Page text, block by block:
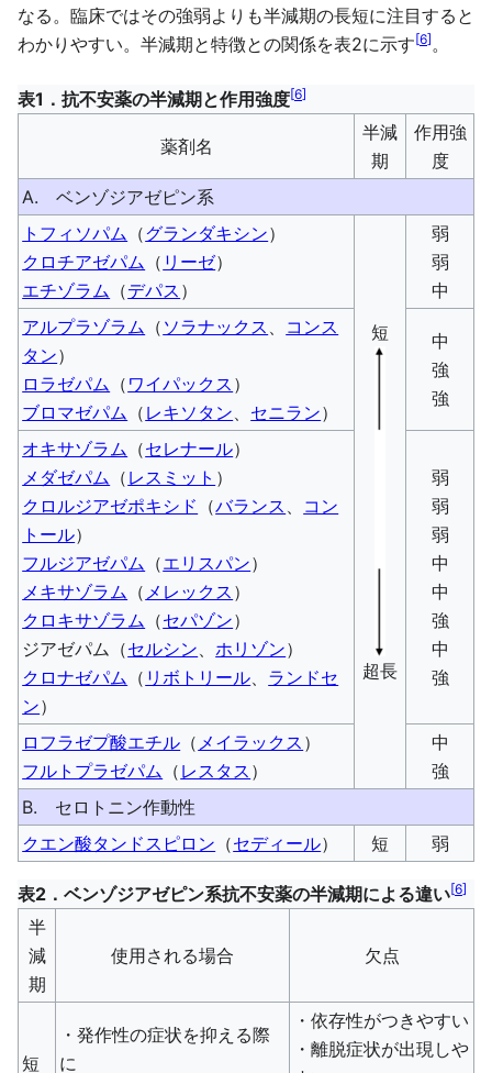
なる。臨床ではその強弱よりも半減期の長短に注目すると
わかりやすい。半減期と特徴との関係を表2に示す[6]。
表1．抗不安薬の半減期と作用強度[6]
薬剤名
半減
期
作用強
度
A. ベンゾジアゼピン系
トフィソパム （グランダキシン）
クロチアゼパム （ リーゼ）
エチゾラム （デパス ）
短
超長
弱
弱
中
アルプラゾラム （ ソラナックス 、 コンス
タン）
ロラゼパム （ ワイパックス ）
ブロマゼパム （ レキソタン、 セニラン）
中
強
強
オキサゾラム （セレナール）
メダゼパム （ レスミット ）
クロルジアゼポキシド （バランス 、 コン
トール）
フルジアゼパム （エリスパン）
メキサゾラム （ メレックス ）
クロキサゾラム （セパゾン）
ジアゼパム（セルシン、ホリゾン）
クロナゼパム （ リボトリール、 ランドセ
ン）
弱
弱
弱
中
中
強
中
強
ロフラゼプ酸エチル （ メイラックス ）
フルトプラゼパム （ レスタス ）
中
強
B. セロトニン作動性
クエン酸タンドスピロン （セディール） 短 弱
表2．ベンゾジアゼピン系抗不安薬の半減期による違い[6]
半
減
期
使用される場合 欠点
短
・発作性の症状を抑える際
に
・依存性がつきやすい
・離脱症状が出現しや